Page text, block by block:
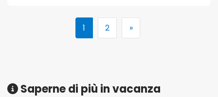
1 2 »
Saperne di più in vacanza